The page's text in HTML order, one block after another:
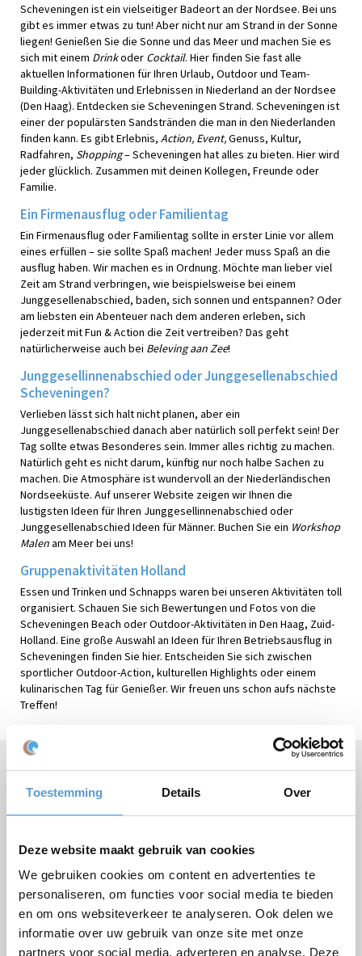
Toestemming Details Over
Deze website maakt gebruik van cookies
We gebruiken cookies om content en advertenties te
personaliseren, om functies voor social media te bieden
en om ons websiteverkeer te analyseren. Ook delen we
informatie over uw gebruik van onze site met onze
partners voor social media, adverteren en analyse. Deze
Scheveningen ist ein vielseitiger Badeort an der Nordsee. Bei uns
gibt es immer etwas zu tun! Aber nicht nur am Strand in der Sonne
liegen! Genießen Sie die Sonne und das Meer und machen Sie es
sich mit einem Drinkoder Cocktail. Hier finden Sie fast alle
aktuellen Informationen für Ihren Urlaub, Outdoor und Team-
Building-Aktivitäten und Erlebnissen in Niederland an der Nordsee
(Den Haag). Entdecken sie Scheveningen Strand. Scheveningen ist
einer der populärsten Sandstränden die man in den Niederlanden
finden kann. Es gibt Erlebnis, Action, Event,Genuss, Kultur,
Radfahren, Shopping– Scheveningen hat alles zu bieten. Hier wird
jeder glücklich. Zusammen mit deinen Kollegen, Freunde oder
Familie.
Ein Firmenausflug oder Familientag
Ein Firmenausflug oder Familientag sollte in erster Linie vor allem
eines erfüllen – sie sollte Spaß machen! Jeder muss Spaß an die
ausflug haben. Wir machen es in Ordnung. Möchte man lieber viel
Zeit am Strand verbringen, wie beispielsweise bei einem
Junggesellenabschied, baden, sich sonnen und entspannen? Oder
am liebsten ein Abenteuer nach dem anderen erleben, sich
jederzeit mit Fun & Action die Zeit vertreiben? Das geht
natürlicherweise auch bei Beleving aan Zee!
Junggesellinnenabschied oder Junggesellenabschied
Scheveningen?
Verlieben lässt sich halt nicht planen, aber ein
Junggesellenabschied danach aber natürlich soll perfekt sein! Der
Tag sollte etwas Besonderes sein. Immer alles richtig zu machen.
Natürlich geht es nicht darum, künftig nur noch halbe Sachen zu
machen. Die Atmosphäre ist wundervoll an der Niederländischen
Nordseeküste. Auf unserer Website zeigen wir Ihnen die
lustigsten Ideen für Ihren Junggesellinnenabschied oder
Junggesellenabschied Ideen für Männer. Buchen Sie ein Workshop
Malenam Meer bei uns!
Gruppenaktivitäten Holland
Essen und Trinken und Schnapps waren bei unseren Aktivitäten toll
organisiert. Schauen Sie sich Bewertungen und Fotos von die
Scheveningen Beach oder Outdoor-Aktivitäten in Den Haag, Zuid-
Holland. Eine große Auswahl an Ideen für Ihren Betriebsausflug in
Scheveningen finden Sie hier. Entscheiden Sie sich zwischen
sportlicher Outdoor-Action, kulturellen Highlights oder einem
kulinarischen Tag für Genießer. Wir freuen uns schon aufs nächste
Treffen!
Rufen Sie
+31 (0)70 221 0359
an oder stellen Sie Ihre
Frageper E-Mail.
Kostenloses Angebot:
Paket